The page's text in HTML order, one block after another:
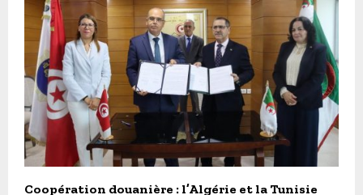
Coopération douanière : l’Algérie et la Tunisie